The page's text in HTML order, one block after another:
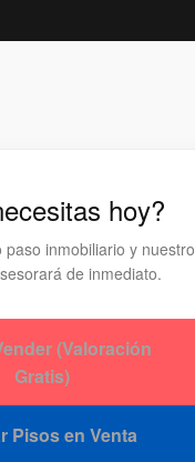
hoy?
paso inmobiliario y nuestro
de inmediato.
(Valoración
Gratis)
Pisos en Venta